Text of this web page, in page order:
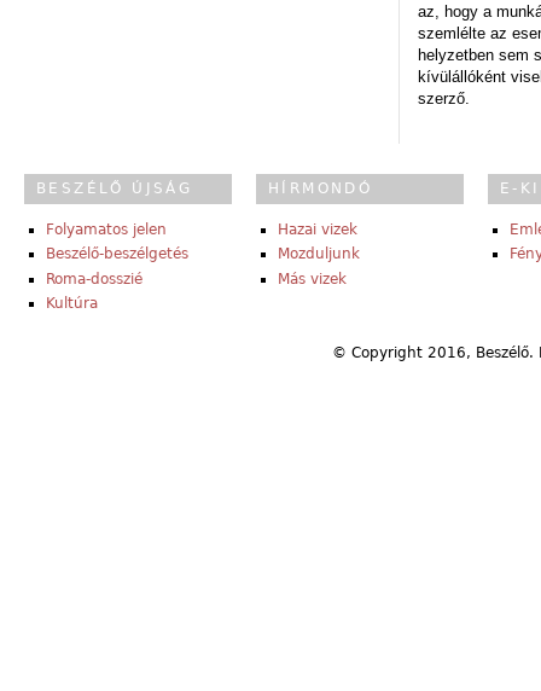
az, hogy a
szemlélte az
helyzetben sem
kívülállóként
szerző.
BESZÉLŐ ÚJSÁG
Folyamatos jelen
Beszélő-beszélgetés
Roma-dosszié
Kultúra
HÍRMONDÓ
Hazai vizek
Mozduljunk
Más vizek
E-
© Copyright 2016,